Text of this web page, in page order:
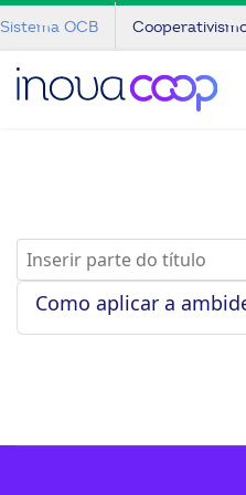
Sistema OCB
Inserir parte do título
Como aplicar a